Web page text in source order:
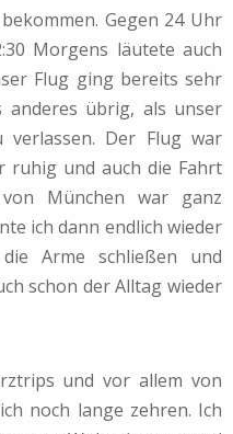
Gegen 24 Uhr
Morgens läutete auch
Flug ging bereits sehr
übrig, als unser
verlassen. Der Flug war
ruhig und auch die Fahrt
München war ganz
ich dann endlich wieder
Arme schließen und
schon der Alltag wieder
und vor allem von
noch lange zehren. Ich